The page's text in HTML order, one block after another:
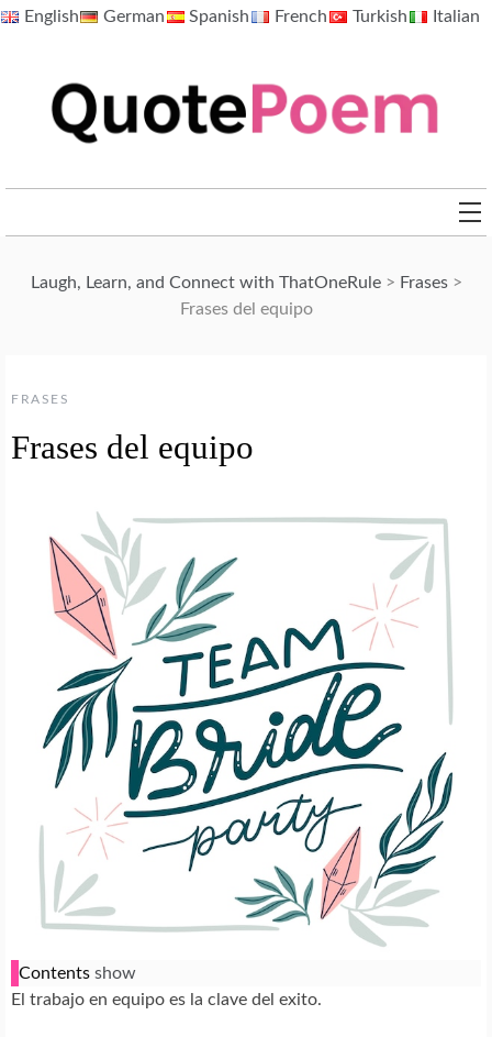
SkipEnglish German Spanish French Turkish Italian
Laugh, Learn, and Connect with ThatOneRule> Frases>
Frases del equipo
FRASES
Frases del equipo
Contents show
El trabajo en equipo es la clave del exito.